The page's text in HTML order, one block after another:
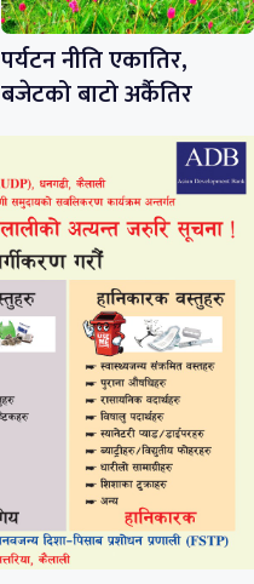
पर्यटन नीति एकातिर,
बजेटको बाटो अर्कैतिर